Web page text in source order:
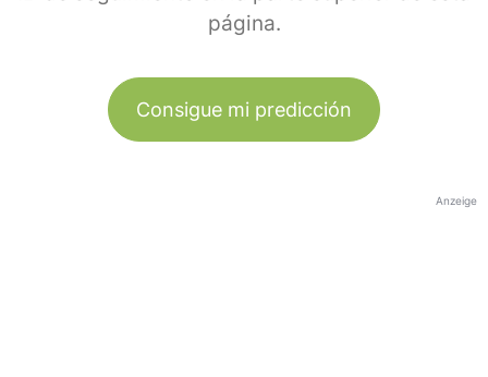
página.
Consigue mi predicción
Anzeige